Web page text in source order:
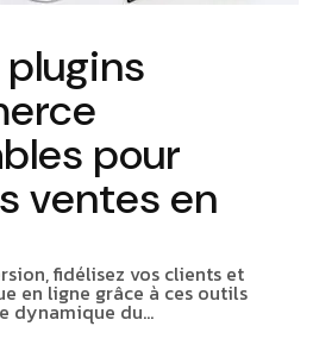
pour
ventes en
fidélisez vos clients et
en ligne grâce à ces outils
dynamique du…